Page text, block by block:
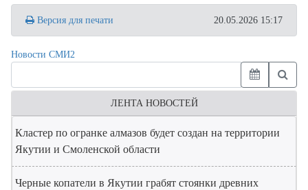
Версия для печати 20.05.2026 15:17
Новости СМИ2
ЛЕНТА НОВОСТЕЙ
Кластер по огранке алмазов будет создан на территории
Якутии и Смоленской области
Черные копатели в Якутии грабят стоянки древних